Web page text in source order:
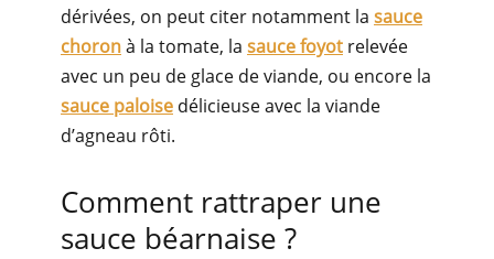
dérivées, on peut citer notamment la sauce
choronà la tomate, la sauce foyot relevée
avec un peu de glace de viande, ou encore la
sauce paloise délicieuse avec la viande
d’agneau rôti.
Comment rattraper une
sauce béarnaise ?